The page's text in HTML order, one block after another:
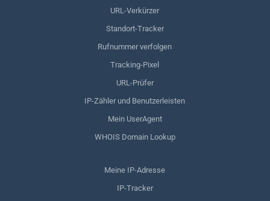
URL-Verkürzer
Standort-Tracker
Rufnummer verfolgen
Tracking-Pixel
URL-Prüfer
IP-Zähler und Benutzerleisten
Mein UserAgent
WHOIS Domain Lookup
Meine IP-Adresse
IP-Tracker